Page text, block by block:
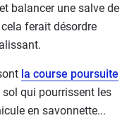
et balancer une salve de
ferait désordre
la course poursuite
qui pourrissent les
en savonnette...